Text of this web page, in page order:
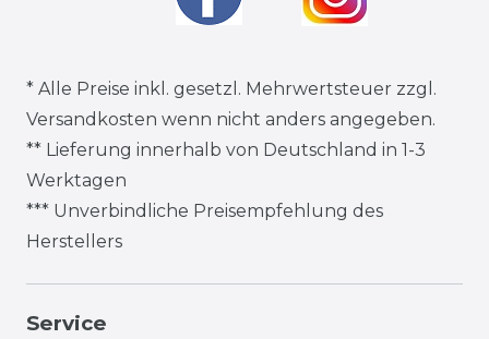
* Alle Preise inkl. gesetzl. Mehrwertsteuer zzgl.
Versandkosten wenn nicht anders angegeben.
** Lieferung innerhalb von Deutschland in 1-3
Werktagen
*** Unverbindliche Preisempfehlung des
Herstellers
Service